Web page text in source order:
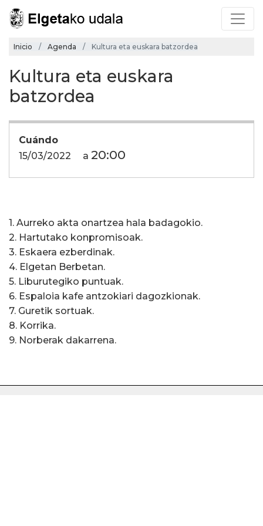
Inicio Agenda Kultura eta euskara batzordea
Kultura eta euskara
batzordea
Cuándo
15/03/2022
a 20:00
1. Aurreko akta onartzea hala badagokio.
2. Hartutako konpromisoak.
3. Eskaera ezberdinak.
4. Elgetan Berbetan.
5. Liburutegiko puntuak.
6. Espaloia kafe antzokiari dagozkionak.
7. Guretik sortuak.
8. Korrika.
9. Norberak dakarrena.